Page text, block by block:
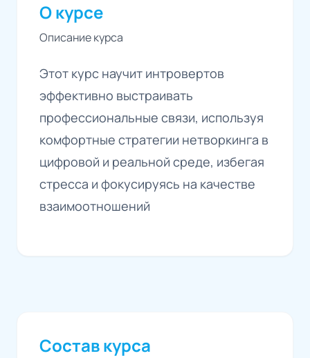
О курсе
Описание курса
Этот курс научит интровертов
эффективно выстраивать
профессиональные связи, используя
комфортные стратегии нетворкинга в
цифровой и реальной среде, избегая
стресса и фокусируясь на качестве
взаимоотношений
Состав курса